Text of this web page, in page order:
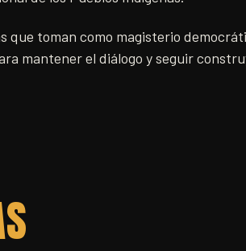
que toman como magisterio
mantener el diálogo y seguir